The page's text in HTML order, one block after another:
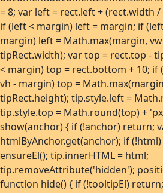
= 8; var left = rect.left + (rect.width
if (left < margin) left = margin; if
margin) left = Math.max(margin,
tipRect.width); var top = rect.top -
< margin) top = rect.bottom + 10; if
vh - margin) top =
tipRect.height); tip.style.left =
tip.style.top = Math.round(top) +
show(anchor) { if (!anchor) return;
htmlByAnchor.get(anchor); if
ensureEl(); tip.innerHTML = html;
tip.removeAttribute('hidden');
function hide() { if (!tooltipEl) return;